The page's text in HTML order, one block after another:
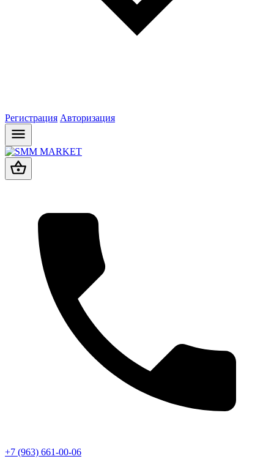
Регистрация Авторизация
+7 (963) 661-00-06